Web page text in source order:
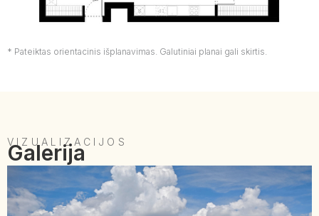
* Pateiktas orientacinis išplanavimas. Galutiniai planai gali skirtis.
VIZUALIZACIJOS
Galerija